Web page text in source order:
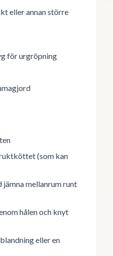
eller annan större
för urgröpning
(som kan
jämna mellanrum runt
hålen och knyt
eller en